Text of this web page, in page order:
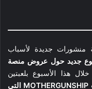
منشورات جديدة لأسباب
جديد حول عروض منصة
هذا الأسبوع بلعبتين
أولها لعبة الأكشن و التصويب MOTHERGUNSHIP التي